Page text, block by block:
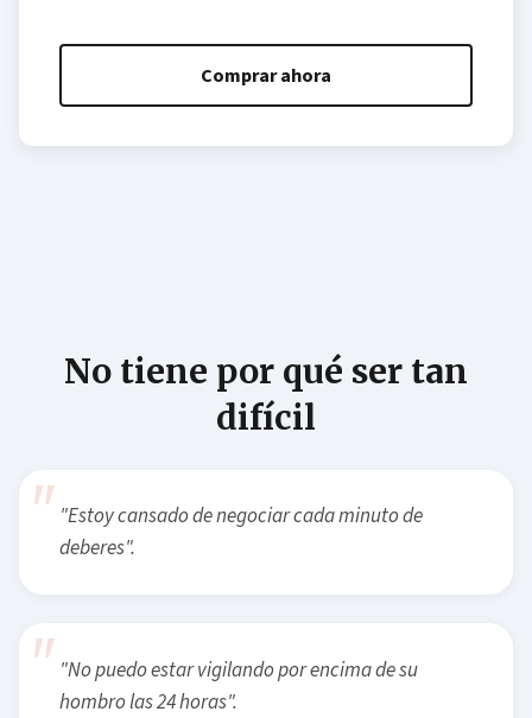
Comprar ahora
No tiene por qué ser tan
difícil
"Estoy cansado de negociar cada minuto de
deberes".
"No puedo estar vigilando por encima de su
hombro las 24 horas".